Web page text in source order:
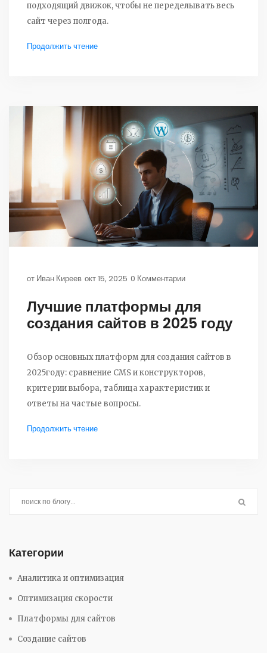
подходящий движок, чтобы не переделывать весь
сайт через полгода.
Продолжить чтение
от Иван Киреев окт 15, 2025 0 Комментарии
Лучшие платформы для
создания сайтов в 2025 году
Обзор основных платформ для создания сайтов в
2025году: сравнение CMS и конструкторов,
критерии выбора, таблица характеристик и
ответы на частые вопросы.
Продолжить чтение
Категории
Аналитика и оптимизация
Оптимизация скорости
Платформы для сайтов
Создание сайтов